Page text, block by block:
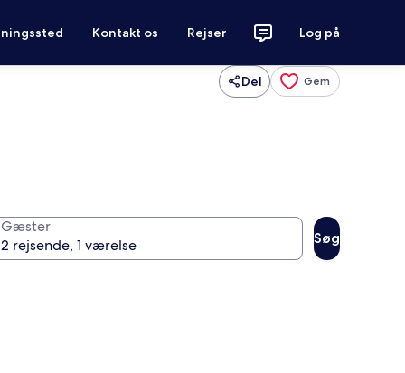
Kontakt os Rejser Log på
Del Gem
Gæster
Søg